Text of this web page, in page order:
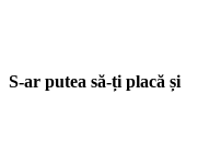
S-ar putea să-ți placă și